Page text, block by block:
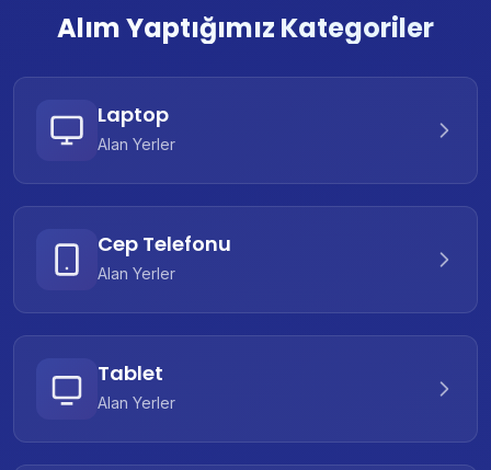
Alım Yaptığımız Kategoriler
Laptop
Alan Yerler
Cep Telefonu
Alan Yerler
Tablet
Alan Yerler